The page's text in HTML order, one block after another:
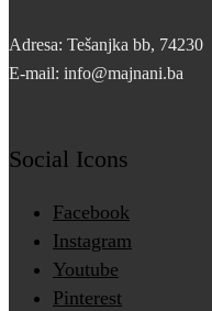
Adresa: Tešanjka bb, 74230
E-mail: info@majnani.ba
Social Icons
Facebook
Instagram
Youtube
Pinterest